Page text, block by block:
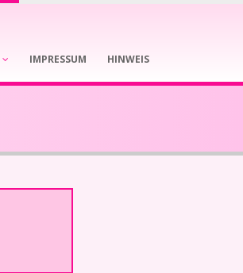
IMPRESSUM HINWEIS